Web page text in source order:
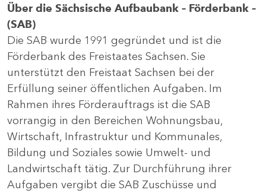
Über die Sächsische Aufbaubank – Förderbank –
(SAB)
Die SAB wurde 1991 gegründet und ist die
Förderbank des Freistaates Sachsen. Sie
unterstützt den Freistaat Sachsen bei der
Erfüllung seiner öffentlichen Aufgaben. Im
Rahmen ihres Förderauftrags ist die SAB
vorrangig in den Bereichen Wohnungsbau,
Wirtschaft, Infrastruktur und Kommunales,
Bildung und Soziales sowie Umwelt- und
Landwirtschaft tätig. Zur Durchführung ihrer
Aufgaben vergibt die SAB Zuschüsse und